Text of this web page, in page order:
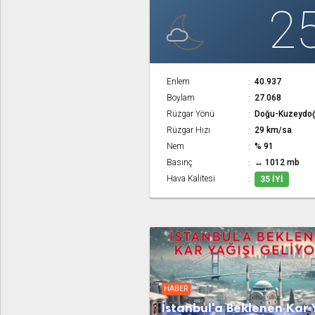
Enlem
40.937
Boylam
27.068
Rüzgar Yönü
Doğu-
Rüzgar Hızı
29 km/sa
Nem
% 91
Basınç
↔ 1012 mb
Hava Kalitesi
35 İYI
HABER
İstanbul'a Beklenen Kar